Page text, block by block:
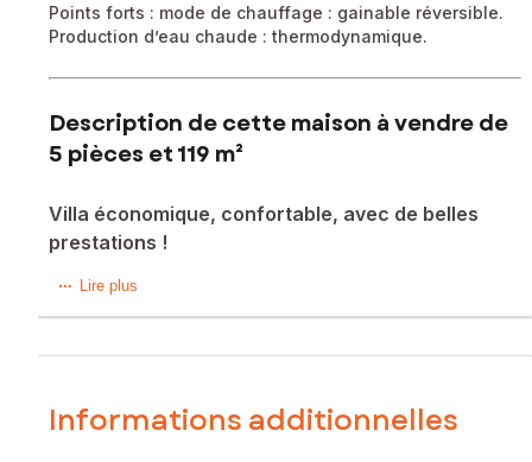
Points forts : mode de chauffage : gainable réversible.
Production d’eau chaude : thermodynamique.
Description de cette maison à vendre de
5 pièces et 119 m²
Villa économique, confortable, avec de belles
prestations !
À Saint-Jean-de-Fos, charmant village niché à l’entrée des
lumineuse avec cuisine ouverte, largement tournée vers la
terrasse couverte et la piscine, créant un espace convivial
Lire plus
Informations additionnelles